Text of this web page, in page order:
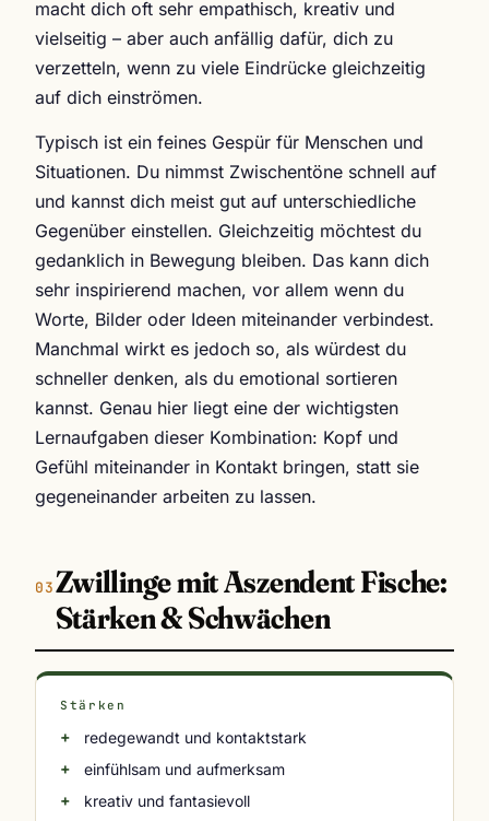
macht dich oft sehr empathisch, kreativ und
vielseitig – aber auch anfällig dafür, dich zu
verzetteln, wenn zu viele Eindrücke gleichzeitig
auf dich einströmen.
Typisch ist ein feines Gespür für Menschen und
Situationen. Du nimmst Zwischentöne schnell auf
und kannst dich meist gut auf unterschiedliche
Gegenüber einstellen. Gleichzeitig möchtest du
gedanklich in Bewegung bleiben. Das kann dich
sehr inspirierend machen, vor allem wenn du
Worte, Bilder oder Ideen miteinander verbindest.
Manchmal wirkt es jedoch so, als würdest du
schneller denken, als du emotional sortieren
kannst. Genau hier liegt eine der wichtigsten
Lernaufgaben dieser Kombination: Kopf und
Gefühl miteinander in Kontakt bringen, statt sie
gegeneinander arbeiten zu lassen.
Zwillinge mit Aszendent Fische:
Stärken & Schwächen
Stärken
redegewandt und kontaktstark
einfühlsam und aufmerksam
kreativ und fantasievoll